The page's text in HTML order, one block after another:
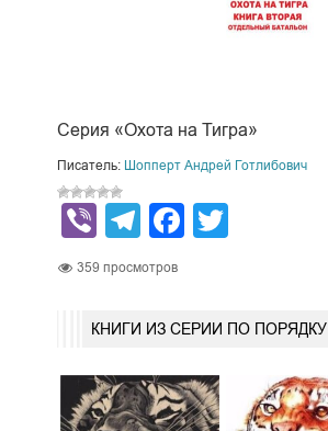
Серия «Охота на Тигра»
Писатель: Шопперт Андрей Готлибович
ViberTelegram
Facebook
359 просмотров
КНИГИ ИЗ СЕРИИ ПО ПОРЯДКУ